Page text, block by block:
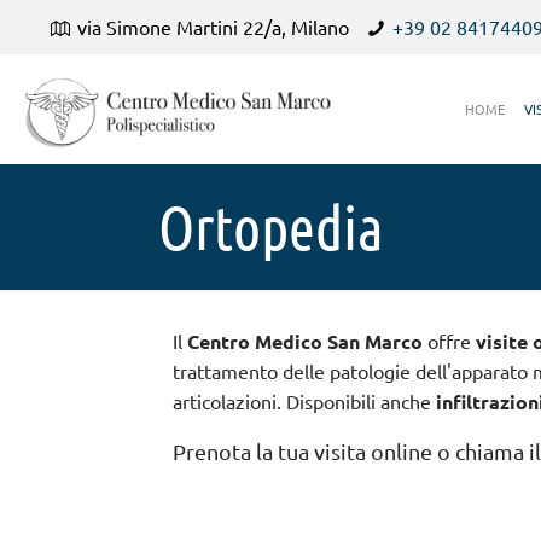
via Simone Martini 22/a, Milano +39 02
HOME
Ortopedia
Il Centro Medico San Marco offre visite
trattamento delle patologie dell'apparato
articolazioni. Disponibili anche
Prenota la tua visita online o chiama